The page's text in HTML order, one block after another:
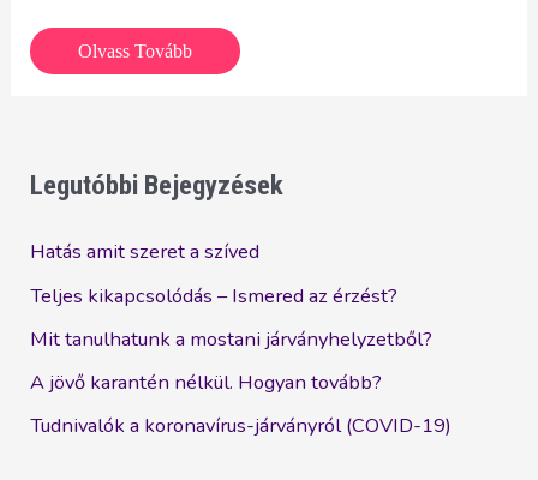
Neked
mennyi
annyi,
megkérdeznék?
Olvass Tovább
Legutóbbi Bejegyzések
Hatás amit szeret a szíved
Teljes kikapcsolódás – Ismered az érzést?
Mit tanulhatunk a mostani járványhelyzetből?
A jövő karantén nélkül. Hogyan tovább?
Tudnivalók a koronavírus-járványról (COVID-19)